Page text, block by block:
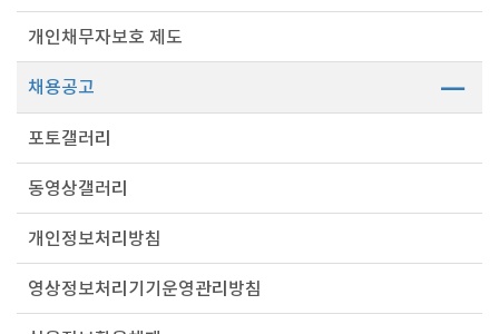
개인채무자보호 제도
채용공고
포토갤러리
동영상갤러리
개인정보처리방침
영상정보처리기기운영관리방침